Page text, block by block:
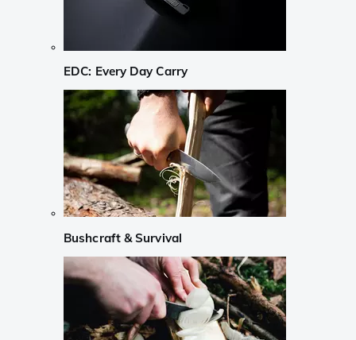
EDC: Every Day Carry
Bushcraft & Survival